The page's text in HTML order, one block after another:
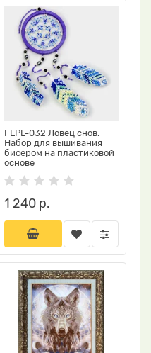
FLPL-032 Ловец снов.
Набор для вышивания
бисером на пластиковой
основе
1 240 р.